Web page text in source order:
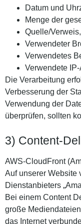
Datum und
Menge der
Quelle/
Verwendeter
Verwendetes
Verwendete
Die Verarbeitung
Verbesserung der
Verwendung der
überprüfen, sollten
3) Content-
AWS-CloudFront
Auf unserer Website
Dienstanbieters
Bei einem Content
große
das Internet